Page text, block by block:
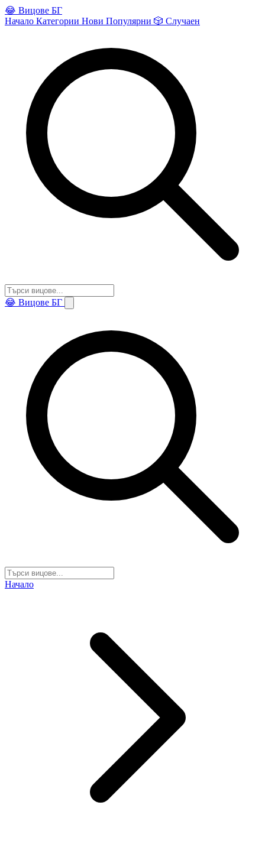
😂 Вицове БГ
Начало Категории Нови Популярни 🎲 Случаен
😂 Вицове БГ
Начало